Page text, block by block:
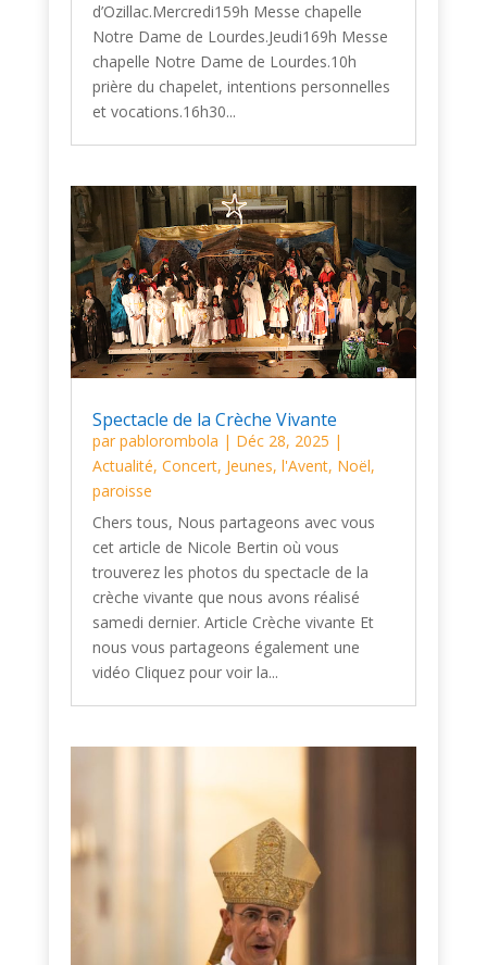
d’Ozillac.Mercredi159h Messe chapelle
Notre Dame de Lourdes.Jeudi169h Messe
chapelle Notre Dame de Lourdes.10h
prière du chapelet, intentions personnelles
et vocations.16h30...
Spectacle de la Crèche Vivante
par pablorombola | Déc 28, 2025 |
Actualité, Concert, Jeunes, l'Avent, Noël,
paroisse
Chers tous, Nous partageons avec vous
cet article de Nicole Bertin où vous
trouverez les photos du spectacle de la
crèche vivante que nous avons réalisé
samedi dernier. Article Crèche vivante Et
nous vous partageons également une
vidéo Cliquez pour voir la...